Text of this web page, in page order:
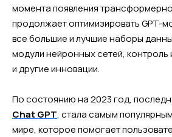
момента появления
продолжает оптимизировать GPT-
все большие и лучшие наборы
модули нейронных сетей, контроль
и другие инновации.
По состоянию на 2023 год,
Chat GPT, стала самым
мире, которое помогает